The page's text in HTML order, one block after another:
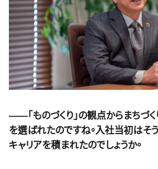
――「ものづくり」の観点からまちづ
を選ばれたのですね。入社当初はそ
キャリアを積まれたのでしょうか。